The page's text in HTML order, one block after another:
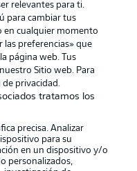
Trabajos
Condiciones de uso
Contacto
relevantes para ti.
para cambiar tus
en cualquier momento
las preferencias» que
página web. Tus
Sitio web. Para
de privacidad.
tratamos los
precisa. Analizar
para su
en un dispositivo y/o
personalizados,